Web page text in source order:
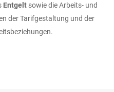
Entgeltsowie die Arbeits- und
der Tarifgestaltung und der